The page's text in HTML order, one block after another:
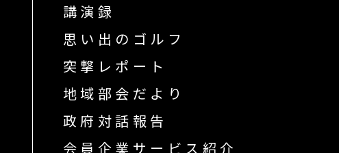
講演録
思い出のゴルフ
突撃レポート
地域部会だより
政府対話報告
会員企業サービス紹介